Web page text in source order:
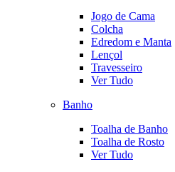
Jogo de Cama
Colcha
Edredom e Manta
Lençol
Travesseiro
Ver Tudo
Banho
Toalha de Banho
Toalha de Rosto
Ver Tudo